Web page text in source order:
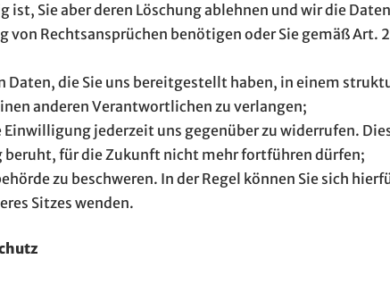
Sie aber deren Löschung ablehnen und wir die
Rechtsansprüchen benötigen oder Sie gemäß Art.
Daten, die Sie uns bereitgestellt haben, in einem
anderen Verantwortlichen zu verlangen;
jederzeit uns gegenüber zu widerrufen.
für die Zukunft nicht mehr fortführen dürfen;
zu beschweren. In der Regel können Sie sich
Sitzes wenden.